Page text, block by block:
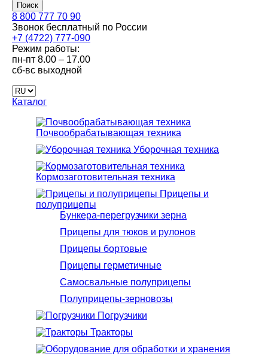
Поиск
8 800 777 70 90
Звонок бесплатный по России
+7 (4722) 777-090
Режим работы:
пн-пт 8.00 – 17.00
сб-вс выходной
Каталог
Почвообрабатывающая техника
Уборочная техника
Кормозаготовительная техника
Прицепы и
полуприцепы
Бункера-перегрузчики зерна
Прицепы для тюков и рулонов
Прицепы бортовые
Прицепы герметичные
Самосвальные полуприцепы
Полуприцепы-зерновозы
Погрузчики
Тракторы